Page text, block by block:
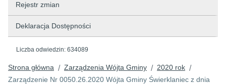
Rejestr zmian
Deklaracja Dostępności
Liczba odwiedzin: 634089
Strona główna / Zarządzenia Wójta Gminy / 2020 rok /
Zarządzenie Nr 0050.26.2020 Wójta Gminy Świerklaniec z dnia